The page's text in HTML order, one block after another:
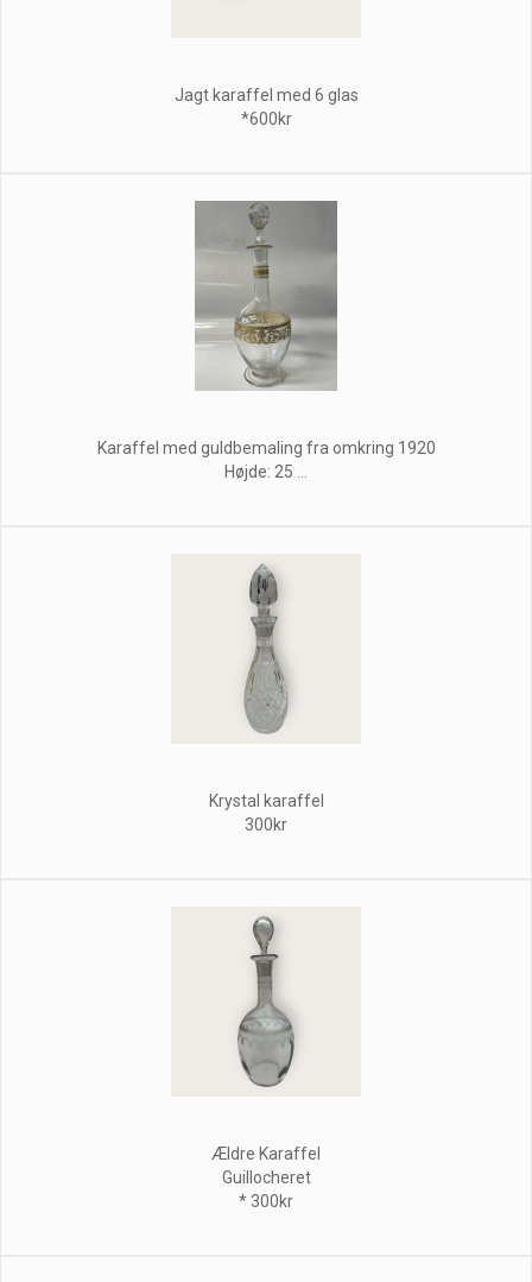
Jagt karaffel med 6 glas
*600kr
Karaffel med guldbemaling fra omkring 1920
Højde: 25 ...
Krystal karaffel
300kr
Ældre Karaffel
Guillocheret
* 300kr